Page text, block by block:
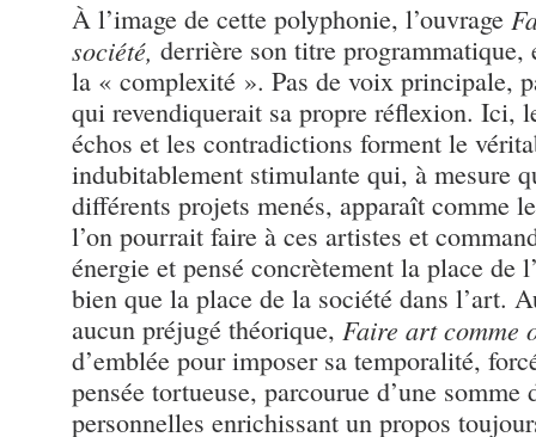
À l’image de cette polyphonie, l’ouvrage
société, derrière son titre programmatique,
la « complexité ». Pas de voix principale,
qui revendiquerait sa propre réflexion. Ici,
échos et les contradictions forment le
indubitablement stimulante qui, à mesure
différents projets menés, apparaît comme
l’on pourrait faire à ces artistes et
énergie et pensé concrètement la place de
bien que la place de la société dans l’art.
aucun préjugé théorique, Faire art comme
d’emblée pour imposer sa temporalité,
pensée tortueuse, parcourue d’une somme
personnelles enrichissant un propos